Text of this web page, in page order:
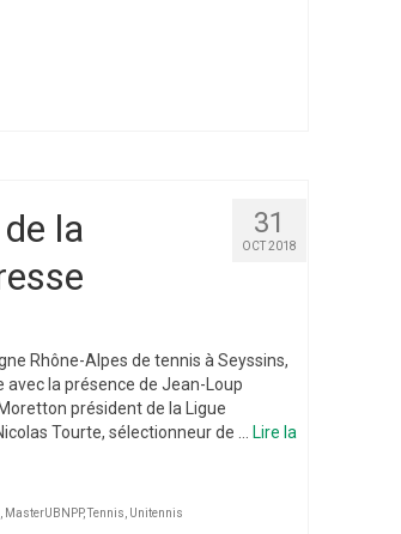
31
OCT 2018
la
Rhône-Alpes de tennis à Seyssins,
la présence de Jean-Loup
président de la Ligue
Tourte, sélectionneur de … Lire la
, MasterUBNPP, Tennis, Unitennis